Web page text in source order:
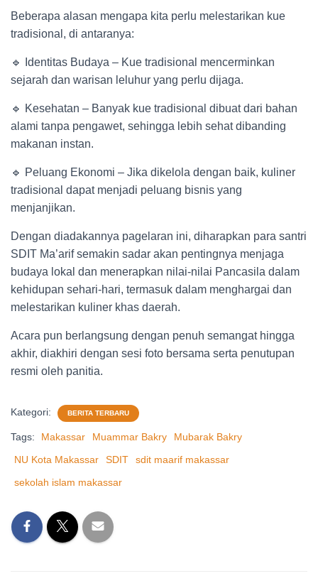
Beberapa alasan mengapa kita perlu melestarikan kue
tradisional, di antaranya:
🔹 Identitas Budaya – Kue tradisional mencerminkan
sejarah dan warisan leluhur yang perlu dijaga.
🔹 Kesehatan – Banyak kue tradisional dibuat dari bahan
alami tanpa pengawet, sehingga lebih sehat dibanding
makanan instan.
🔹 Peluang Ekonomi – Jika dikelola dengan baik, kuliner
tradisional dapat menjadi peluang bisnis yang
menjanjikan.
Dengan diadakannya pagelaran ini, diharapkan para santri
SDIT Ma’arif semakin sadar akan pentingnya menjaga
budaya lokal dan menerapkan nilai-nilai Pancasila dalam
kehidupan sehari-hari, termasuk dalam menghargai dan
melestarikan kuliner khas daerah.
Acara pun berlangsung dengan penuh semangat hingga
akhir, diakhiri dengan sesi foto bersama serta penutupan
resmi oleh panitia.
Kategori: BERITA TERBARU
Tags: Makassar Muammar Bakry
Mubarak Bakry
NU Kota Makassar
SDIT
sdit maarif makassar
sekolah islam makassar